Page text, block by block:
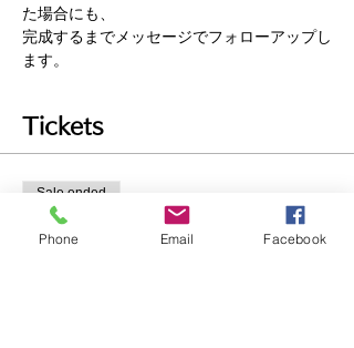
た場合にも、
完成するまでメッセージでフォローアップし
ます。
Tickets
Sale ended
Ticket type
Phone Email Facebook